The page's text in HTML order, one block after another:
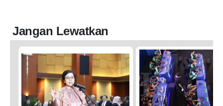
Jangan Lewatkan